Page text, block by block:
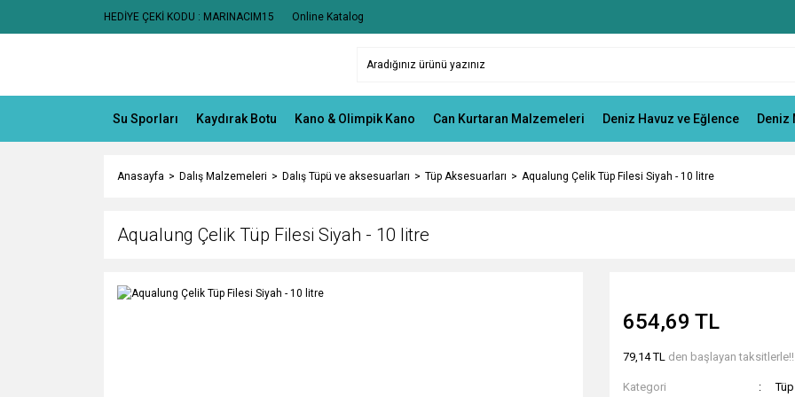
HEDİYE ÇEKİ KODU : MARINACIM15 Online Katalog
Su Sporları Kaydırak Botu Kano & Olimpik Kano Can Kurtaran Malzemeleri Deniz Havuz ve Eğlence Deniz
Anasayfa Dalış Malzemeleri Dalış Tüpü ve aksesuarları Tüp Aksesuarları Aqualung Çelik Tüp Filesi Siyah - 10 litre
Aqualung Çelik Tüp Filesi Siyah - 10 litre
654,69 TL
79,14 TL den başlayan taksitlerle!!
Kategori